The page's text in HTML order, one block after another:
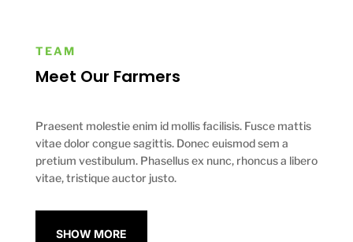
TEAM
Meet Our Farmers
Praesent molestie enim id mollis facilisis. Fusce mattis
vitae dolor congue sagittis. Donec euismod sem a
pretium vestibulum. Phasellus ex nunc, rhoncus a libero
vitae, tristique auctor justo.
SHOW MORE